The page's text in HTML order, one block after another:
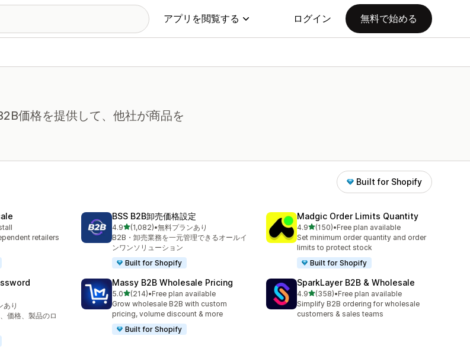
アプリを閲覧する ログイン 無料で始める
価格を提供して、他社が商品を
Built for Shopify
retailers
BSS B2B卸売価格設定
4.95つ星中
(1,082)
合計レビュー数：1082件
•無料プランあり
B2B・卸売業務を一元管理できるオールイ
ンワンソリューション
Built for Shopify
Madgic Order Limits Quantity
4.95つ星中
(150)
合計レビュー数：150件
•Free plan available
Set minimum order quantity and order
limits to protect stock
Built for Shopify
あり
価格、製品のロ
Massy B2B Wholesale Pricing
5.05つ星中
(214)
合計レビュー数：214件
•Free plan available
Grow wholesale B2B with custom
pricing, volume discount & more
Built for Shopify
SparkLayer B2B & Wholesale
4.95つ星中
(358)
合計レビュー数：358件
•Free plan available
Simplify B2B ordering for wholesale
customers & sales teams